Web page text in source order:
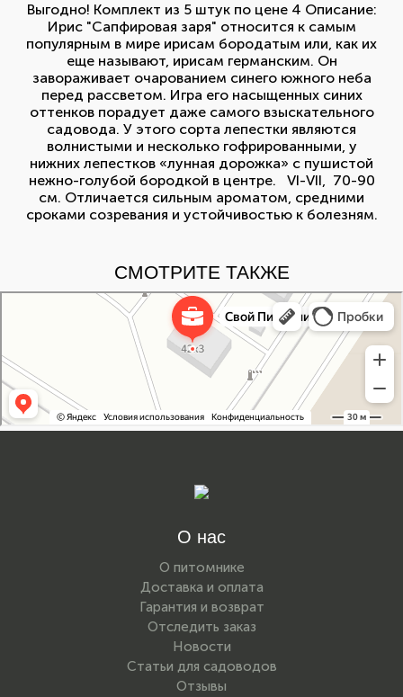
Выгодно! Комплект из 5 штук по цене 4 Описание:
Ирис "Сапфировая заря" относится к самым
популярным в мире ирисам бородатым или, как их
еще называют, ирисам германским. Он
завораживает очарованием синего южного неба
перед рассветом. Игра его насыщенных синих
оттенков порадует даже самого взыскательного
садовода. У этого сорта лепестки являются
волнистыми и несколько гофрированными, у
нижних лепестков «лунная дорожка» с пушистой
нежно-голубой бородкой в центре. VI-VII, 70-90
см. Отличается сильным ароматом, средними
сроками созревания и устойчивостью к болезням.
СМОТРИТЕ ТАКЖЕ
Питомник растений в Москве
Садовый центр в Москве
О нас
О питомнике
Доставка и оплата
Гарантия и возврат
Отследить заказ
Новости
Статьи для садоводов
Отзывы